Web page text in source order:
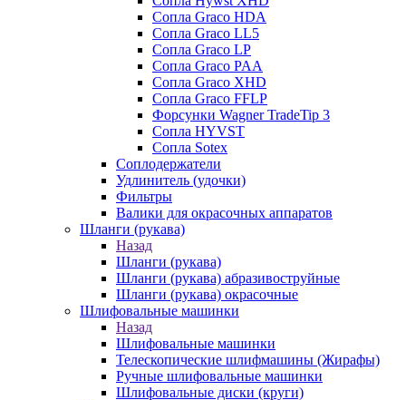
Сопла Graco HDA
Сопла Graco LL5
Сопла Graco LP
Сопла Graco PAA
Сопла Graco XHD
Сопла Graco FFLP
Форсунки Wagner TradeTip 3
Сопла HYVST
Сопла Sotex
Соплодержатели
Удлинитель (удочки)
Фильтры
Валики для окрасочных аппаратов
Шланги (рукава)
Назад
Шланги (рукава)
Шланги (рукава) абразивоструйные
Шланги (рукава) окрасочные
Шлифовальные машинки
Назад
Шлифовальные машинки
Телескопические шлифмашины (Жирафы)
Ручные шлифовальные машинки
Шлифовальные диски (круги)